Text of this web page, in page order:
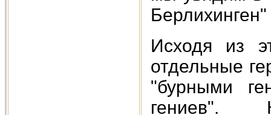
Исходя из
отдельные
"бурными
гениев".